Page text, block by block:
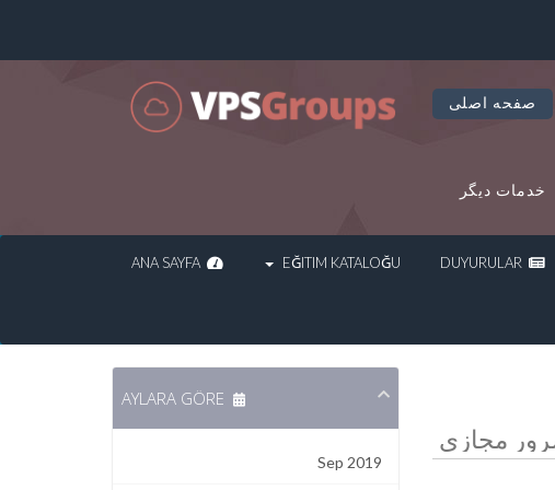
صفحه اصلی
خدمات دیگر
EĞITIM KATALOĞU
Sep 2019